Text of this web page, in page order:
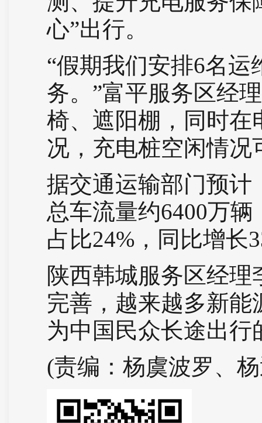
心”出行。
“假期我们安排6名
务。”富平服务区经
椅、遮阳棚，同时在
况，充电桩空闲情
据交通运输部门预计
总车流量约6400万
占比24%，同比增长
陕西韩城服务区经
完善，越来越多新
为中国民众长途出
(责编：杨虞波罗、